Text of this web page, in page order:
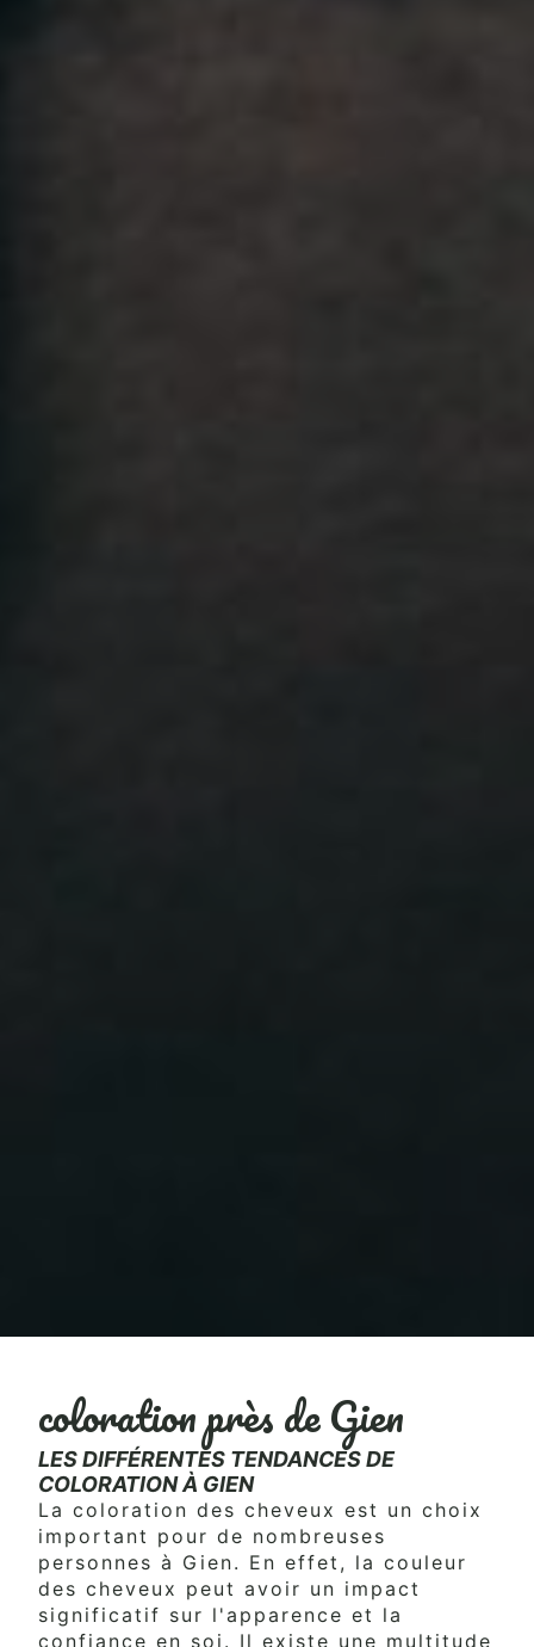
coloration près de Gien
LES DIFFÉRENTES TENDANCES DE
COLORATION À GIEN
La coloration des cheveux est un choix
important pour de nombreuses
personnes à Gien. En effet, la couleur
des cheveux peut avoir un impact
significatif sur l'apparence et la
confiance en soi. Il existe une multitude